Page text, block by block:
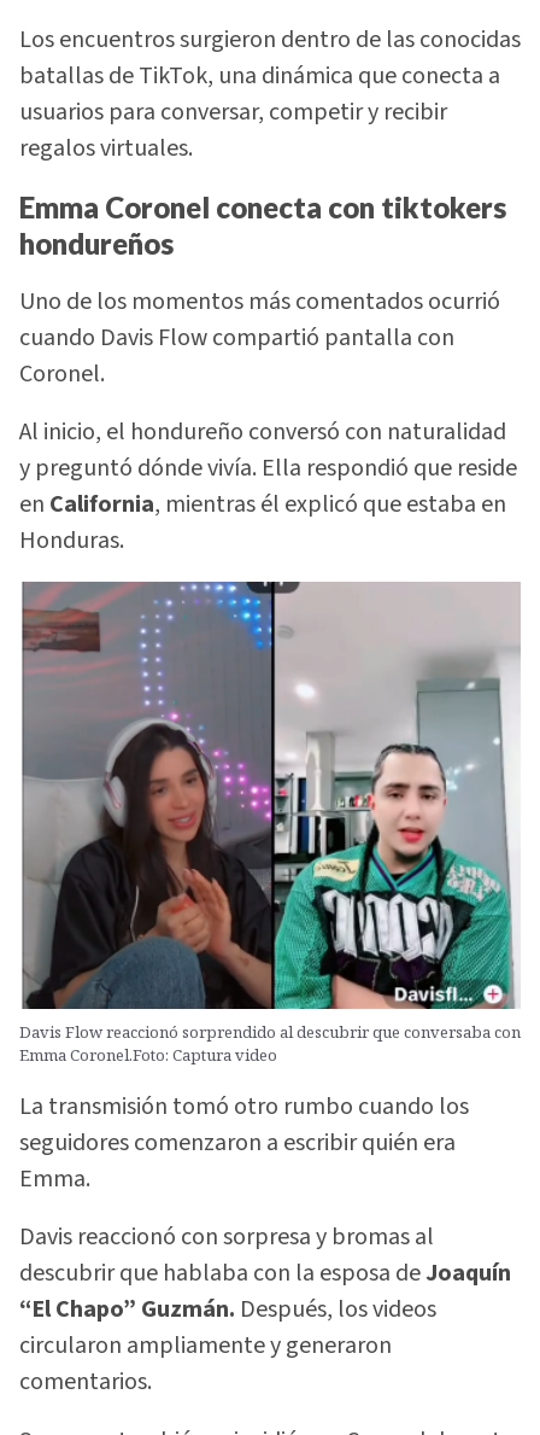
Los encuentros surgieron dentro de las conocidas
batallas de TikTok, una dinámica que conecta a
usuarios para conversar, competir y recibir
regalos virtuales.
Emma Coronel conecta con tiktokers
hondureños
Uno de los momentos más comentados ocurrió
cuando Davis Flow compartió pantalla con
Coronel.
Al inicio, el hondureño conversó con naturalidad
y preguntó dónde vivía. Ella respondió que reside
en California, mientras él explicó que estaba en
Honduras.
Davis Flow reaccionó sorprendido al descubrir que conversaba con
Emma Coronel.Foto: Captura video
La transmisión tomó otro rumbo cuando los
seguidores comenzaron a escribir quién era
Emma.
Davis reaccionó con sorpresa y bromas al
descubrir que hablaba con la esposa deJoaquín
“El Chapo” Guzmán. Después, los videos
circularon ampliamente y generaron
comentarios.